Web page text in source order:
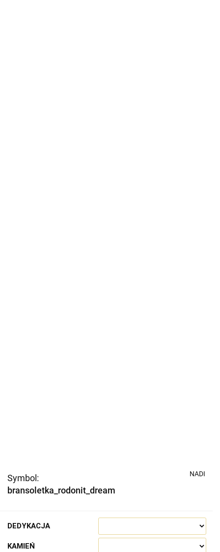
Symbol:
bransoletka_rodonit_dream
NADI
DEDYKACJA
KAMIEŃ